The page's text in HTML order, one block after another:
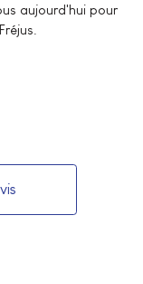
aujourd'hui pour
: Donnez un